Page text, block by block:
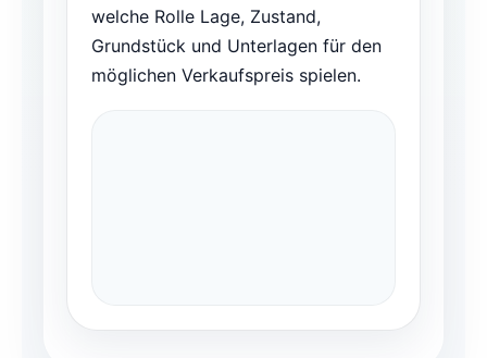
welche Rolle Lage, Zustand,
Grundstück und Unterlagen für den
möglichen Verkaufspreis spielen.